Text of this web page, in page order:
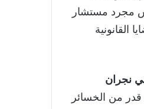
مجرد مستشار
القانونية
نجران
قدر من الخسائر